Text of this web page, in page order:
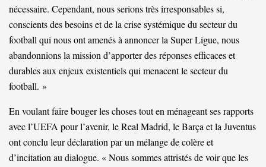
nécessaire. Cependant, nous serions très irresponsables si,
conscients des besoins et de la crise systémique du secteur du
football qui nous ont amenés à annoncer la Super Ligue, nous
abandonnions la mission d’apporter des réponses efficaces et
durables aux enjeux existentiels qui menacent le secteur du
football. »
En voulant faire bouger les choses tout en ménageant ses rapports
avec l’UEFA pour l’avenir, le Real Madrid, le Barça et la Juventus
ont conclu leur déclaration par un mélange de colère et
d’incitation au dialogue. « Nous sommes attristés de voir que les